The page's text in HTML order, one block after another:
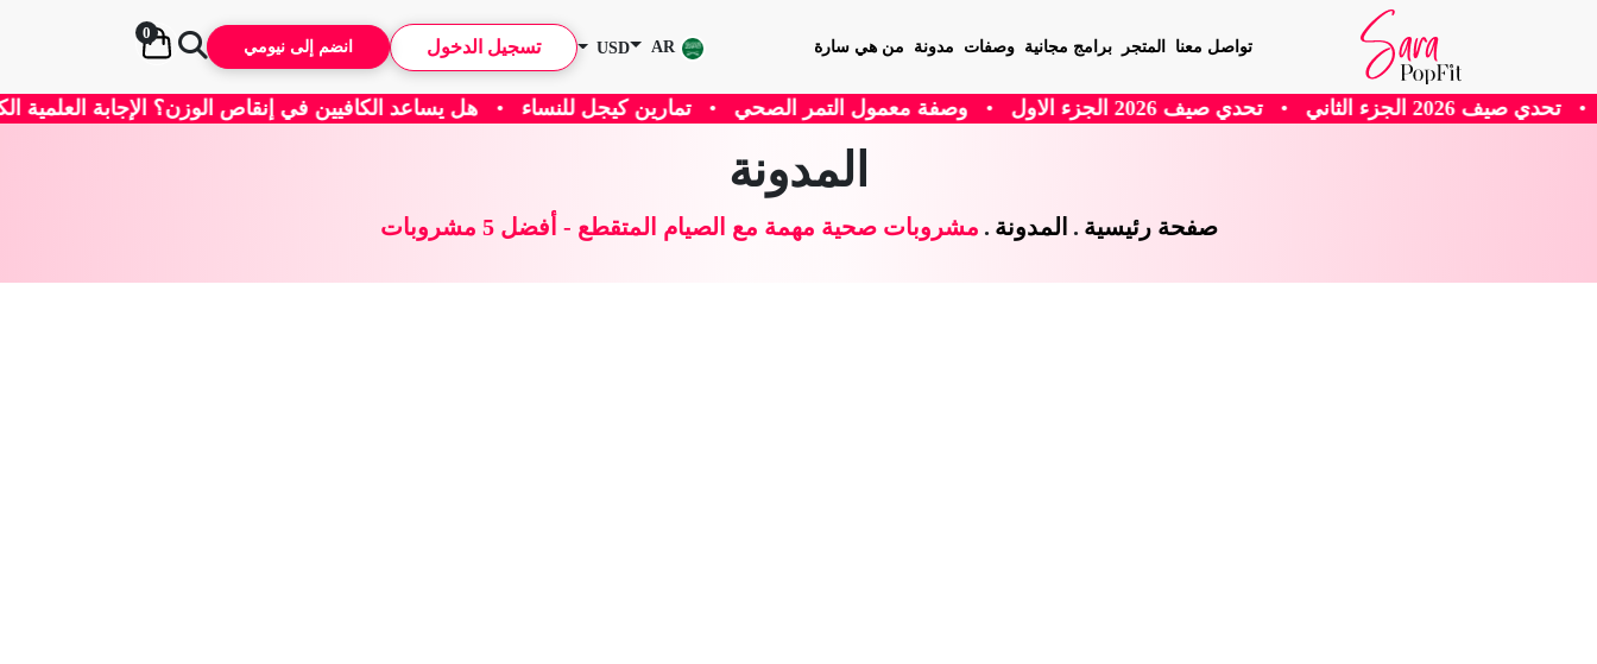
تواصل معنا المتجر برامج مجانية وصفات مدونة من هي سارة AR
USD تسجيل الدخول انضم إلى نيومي
0
• تحدي صيف 2026 الجزء الاول • وصفة معمول التمر الصحي • تمارين كيجل للنساء • هل يساعد الكافيين في إنقاص الوزن؟ الإجابة العلمية الكاملة! • تحدي 21 يوم لبطن مسطّحة (البرنامج الرياضي)
المدونة
صفحة رئيسية . المدونة . مشروبات صحية مهمة مع الصيام المتقطع - أفضل 5 مشروبات